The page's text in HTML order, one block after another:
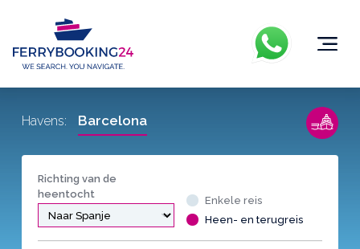
Richting van de
heentocht
Enkele reis
Heen- en terugreis
Havens: Barcelona